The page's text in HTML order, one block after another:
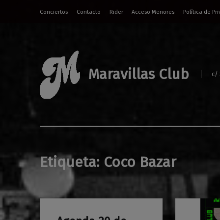
Conciertos
Contacto Rider Acceso Menores Política de
Maravillas Club c/
Etiqueta: Coco Bazar